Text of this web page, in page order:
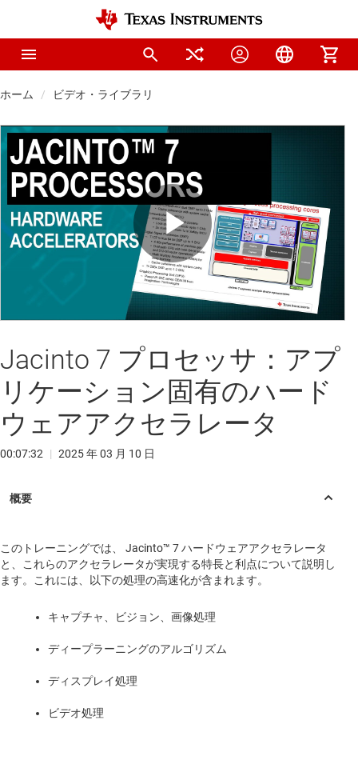
ホーム ビデオ・ライブラリ
Play
Video
Jacinto 7 プロセッサ：アプ
リケーション固有のハード
ウェアアクセラレータ
00:07:32 | 2025 年 03 月 10 日
このトレーニングでは、 Jacinto™ 7 ハードウェアアクセラレータ
と、これらのアクセラレータが実現する特長と利点について説明し
ます。これには、以下の処理の高速化が含まれます。
キャプチャ、ビジョン、画像処理
ディープラーニングのアルゴリズム
ディスプレイ処理
ビデオ処理